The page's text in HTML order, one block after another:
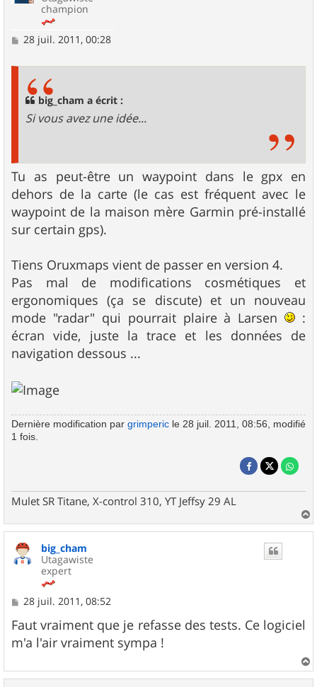
champion
M
28 juil. 2011, 00:28
big_cham a écrit :
Si vous avez une idée...
Tu as peut-être un waypoint dans le gpx en
dehors de la carte (le cas est fréquent avec le
waypoint de la maison mère Garmin pré-installé
sur certain gps).
Tiens Oruxmaps vient de passer en version 4.
Pas mal de modifications cosmétiques et
ergonomiques (ça se discute) et un nouveau
mode "radar" qui pourrait plaire à Larsen
:
écran vide, juste la trace et les données de
navigation dessous ...
Dernière modification par grimperic le 28 juil. 2011, 08:56, modifié
1 fois.
Mulet SR Titane, X-control 310, YT Jeffsy 29 AL
a
big_cham
Utagawiste
expert
M
s
s
a
e
28 juil. 2011, 08:52
Faut vraiment que je refasse des tests. Ce logiciel
m'a l'air vraiment sympa !
a